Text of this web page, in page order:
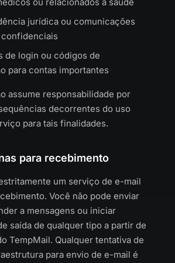
jurídica ou comunicações
de login ou códigos de
para contas importantes
assume responsabilidade por
decorrentes do uso
para tais finalidades.
para recebimento
um serviço de e-mail
Você não pode enviar
a mensagens ou iniciar
saída de qualquer tipo a partir de
TempMail. Qualquer tentativa de
para envio de e-mail é